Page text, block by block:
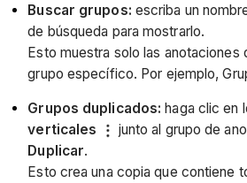
Buscar grupos: escriba un
de búsqueda para mostrarlo.
Esto muestra solo las anotaciones
grupo específico. Por ejemplo,
Grupos duplicados: haga clic en
verticales
junto al grupo de
Duplicar.
Esto crea una copia que contiene